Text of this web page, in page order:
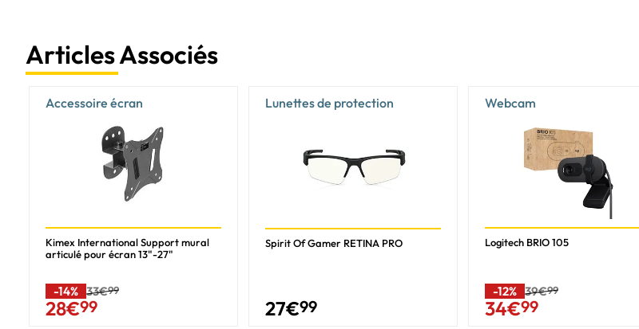
représentation / réalisation
NVIDIA G-SYNC
AMD FreeSync
Technologie sans scintillement
Technologie Low-Blue-Light
Haut-parleurs intégrés
Appareil photo intégré
Design
position de marché
Couleur du produit
Articles Associés
Accessoire écran
Kimex International Support mural
articulé pour écran 13"-27"
-14% 33€99
28€99
Lunettes de protection
Spirit Of Gamer RETINA PRO
27€99
Webcam
Logitech BRIO 105
-12% 39€99
34€99